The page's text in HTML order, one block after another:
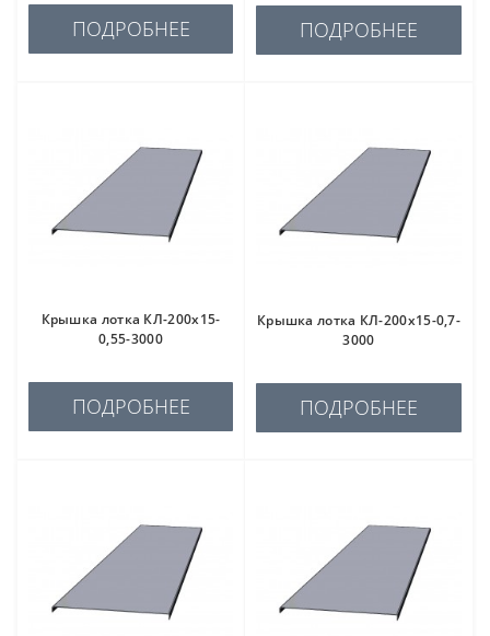
ПОДРОБНЕЕ ПОДРОБНЕЕ
Крышка лотка КЛ-200х15-
0,55-3000
ПОДРОБНЕЕ
Крышка лотка КЛ-200х15-0,7-
3000
ПОДРОБНЕЕ